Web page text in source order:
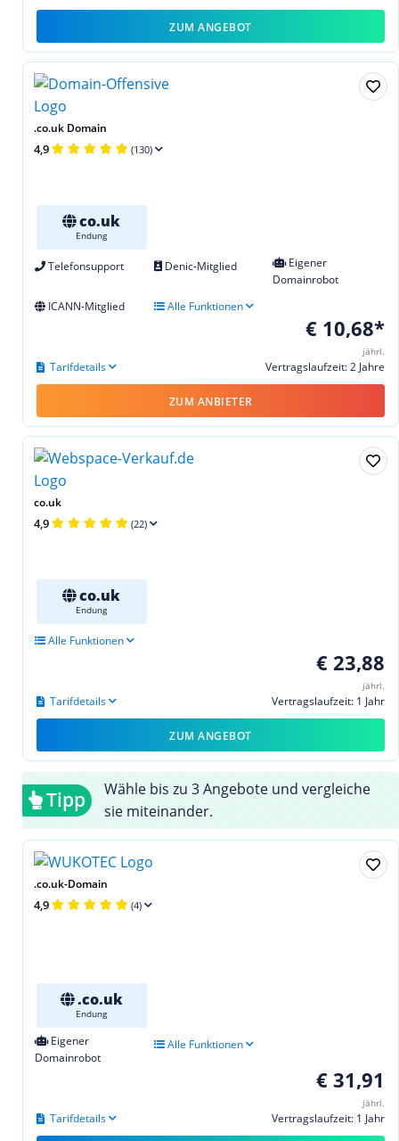
ZUM ANGEBOT
.co.uk Domain
4,9 (130)
co.uk
Endung
Telefonsupport Denic-Mitglied
Eigener
Domainrobot
ICANN-Mitglied
Alle Funktionen
€ 10,68*
jährl.
Vertragslaufzeit: 2 Jahre
Tarifdetails
ZUM ANBIETER
co.uk
4,9 (22)
co.uk
Endung
Alle Funktionen
€ 23,88
jährl.
Vertragslaufzeit: 1 Jahr
Tarifdetails
ZUM ANGEBOT
Tipp
Wähle bis zu 3 Angebote und vergleiche
sie miteinander.
.co.uk-Domain
4,9 (4)
.co.uk
Endung
Eigener
Domainrobot
Alle Funktionen
€ 31,91
jährl.
Vertragslaufzeit: 1 Jahr
Tarifdetails